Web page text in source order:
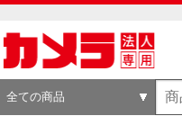
全ての商品